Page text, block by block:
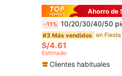
Ahorro de
-11% 10/20/30/40/50 piezas Globos Metálicos Plateados, Tamaños 18/12/10/5 Pulgadas, Globos de Látex Plateados, Adecuados para Graduación, Boda, Baby Shower,
#3 Más vendidos
S/4.61
Estimado
Clientes habituales